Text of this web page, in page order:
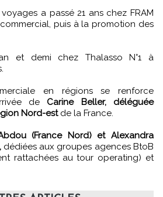
a passé 21 ans chez FRAM
puis à la promotion des
et demi chez Thalasso N°1 à
en régions se renforce
de Carine Beller, déléguée
Nord-estde la France.
(France Nord) et Alexandra
dédiées aux groupes agences BtoB
rattachées au tour operating) et